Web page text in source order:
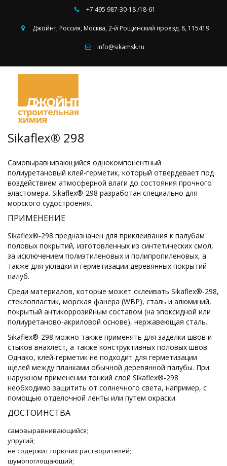
+7 495 987-30-18 /18-61
Джойнт, Россия, Москва,2-й Рощинский проезд, 8, 115419
info@sikamsk.ru
Sikaflex® 298
Самовыравнивающийся однокомпонентный
полиуретановый клей-герметик, который отвердевает под
воздействием атмосферной влаги до состояния прочного
эластомера. Sikaflex®-298 разработан специально для
морского судостроения.
ПРИМЕНЕНИЕ
Sikaflex®-298 предназначен для приклеивания к палубам
половых покрытий, изготовленных из синтетических смол,
за исключением полиэтиленовых и полипропиленовых, а
также для укладки и герметизации деревянных покрытий
палуб.
Среди материалов, которые может склеивать Sikaflex®-298,
стеклопластик, морская фанера (WBP), сталь и алюминий,
покрытый антикоррозийным составом (на эпоксидной или
полиуретаново-акриловой основе), нержавеющая сталь.
Sikaflex®-298 можно также применять для заделки швов и
стыков внахлест, а также конструктивных половых швов.
Однако, клей-герметик не подходит для герметизации
щелей между планками обычной деревянной палубы. При
наружном применении тонкий слой Sikaflex®-298
необходимо защитить от солнечного света, например, с
помощью отделочной ленты или путем окраски.
ДОСТОИНСТВА
самовыравнивающийся;
упругий;
не содержит горючих растворителей;
шумопоглощающий;